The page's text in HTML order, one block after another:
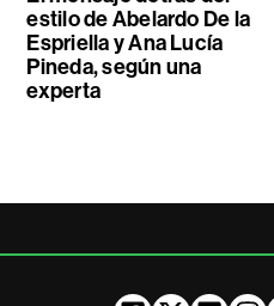
estilo de Abelardo De la
Espriella y Ana Lucía
Pineda, según una
experta